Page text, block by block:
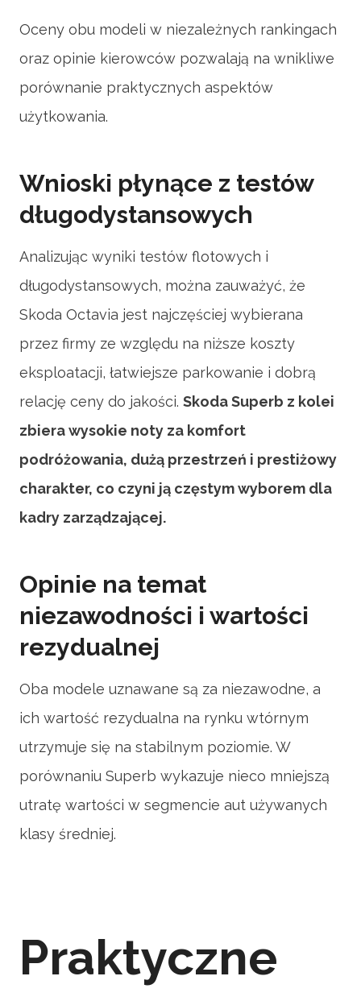
Oceny obu modeli w niezależnych rankingach
oraz opinie kierowców pozwalają na wnikliwe
porównanie praktycznych aspektów
użytkowania.
Wnioski płynące z testów
długodystansowych
Analizując wyniki testów flotowych i
długodystansowych, można zauważyć, że
Skoda Octavia jest najczęściej wybierana
przez firmy ze względu na niższe koszty
eksploatacji, łatwiejsze parkowanie i dobrą
relację ceny do jakości. Skoda Superb z kolei
zbiera wysokie noty za komfort
podróżowania, dużą przestrzeń i prestiżowy
charakter, co czyni ją częstym wyborem dla
kadry zarządzającej.
Opinie na temat
niezawodności i wartości
rezydualnej
Oba modele uznawane są za niezawodne, a
ich wartość rezydualna na rynku wtórnym
utrzymuje się na stabilnym poziomie. W
porównaniu Superb wykazuje nieco mniejszą
utratę wartości w segmencie aut używanych
klasy średniej.
Praktyczne